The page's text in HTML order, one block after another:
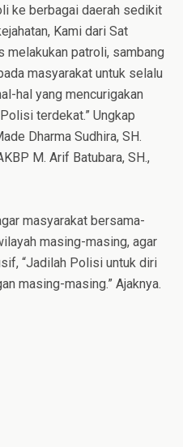
ke berbagai daerah sedikit
Kami dari Sat
melakukan patroli, sambang
masyarakat untuk selalu
hal yang mencurigakan
terdekat.” Ungkap
Dharma Sudhira, SH.
M. Arif Batubara, SH.,
masyarakat bersama-
masing-masing, agar
“Jadilah Polisi untuk diri
masing-masing.” Ajaknya.